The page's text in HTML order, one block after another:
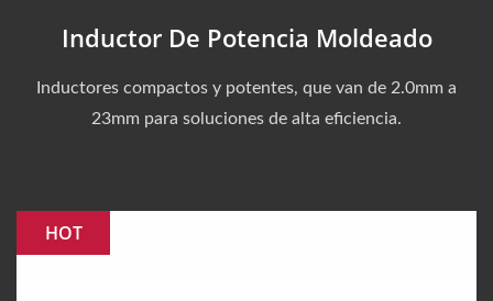
Inductor De Potencia Moldeado
Inductores compactos y potentes, que van de 2.0mm a
23mm para soluciones de alta eficiencia.
HOT